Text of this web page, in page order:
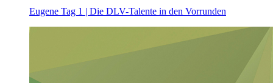
Eugene Tag 1 | Die DLV-Talente in den Vorrunden